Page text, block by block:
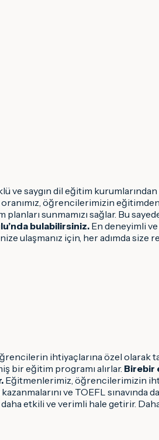
ve saygın dil eğitim
öğrencilerimizin
sunmamızı sağlar. Bu
bulabilirsiniz. En deneyimli
ulaşmanız için, her adımda size
ihtiyaçlarına özel
bir eğitim programı alırlar. Birebir
Eğitmenlerimiz, öğrencilerimizin
ve TOEFL sınavında
etkili ve verimli hale getirir.